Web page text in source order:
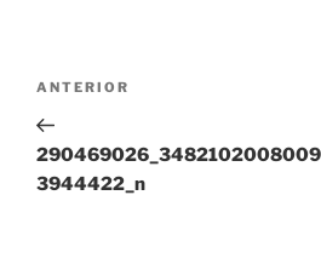
artigos
Conteúdo
anterior
ANTERIOR
3944422_n